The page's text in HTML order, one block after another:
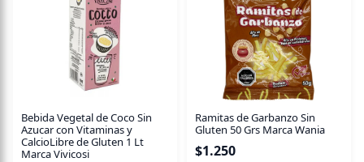
Sugerencias de consumo
Perfecta para celebraciones, cumpleaños o como postre
especial. Disfrútala acompañada de café o té para realzar
el sabor de la nuez y el manjar vegetal. Mantener
Bebida Vegetal de Coco Sin
Azucar con Vitaminas y
CalcioLibre de Gluten 1 Lt
Marca Vivicosi
Ramitas de Garbanzo Sin
Gluten 50 Grs Marca Wania
$1.250